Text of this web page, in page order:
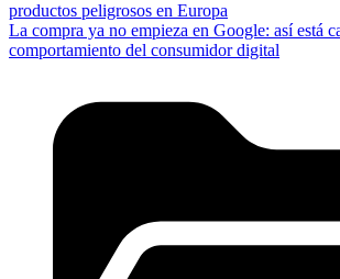
productos peligrosos en Europa
La compra ya no empieza en Google: así está
comportamiento del consumidor digital